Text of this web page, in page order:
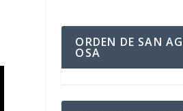
ORDEN DE SAN
OSA